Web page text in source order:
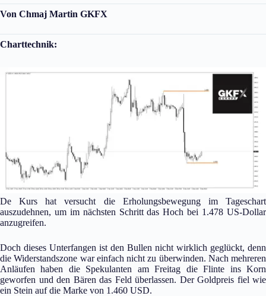
Von Chmaj Martin GKFX
Charttechnik:
De Kurs hat versucht die Erholungsbewegung im Tageschart
auszudehnen, um im nächsten Schritt das Hoch bei 1.478 US-Dollar
anzugreifen.
Doch dieses Unterfangen ist den Bullen nicht wirklich geglückt, denn
die Widerstandszone war einfach nicht zu überwinden. Nach mehreren
Anläufen haben die Spekulanten am Freitag die Flinte ins Korn
geworfen und den Bären das Feld überlassen. Der Goldpreis fiel wie
ein Stein auf die Marke von 1.460 USD.